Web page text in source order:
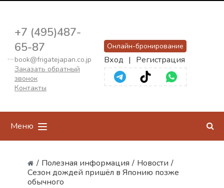
+7 (495)487-
65-87
book@frigatejapan.co.jp
Заказать обратный
звонок
Контакты
Онлайн-бронирование
Вход | Регистрация
Меню
/ Полезная информация / Новости /
Сезон дождей пришёл в Японию позже
обычного